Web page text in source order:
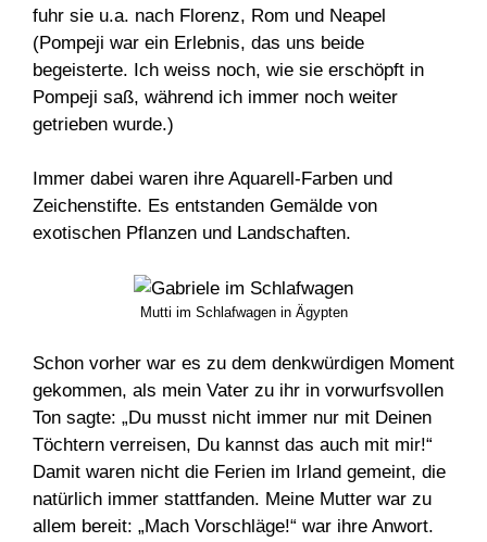
fuhr sie u.a. nach Florenz, Rom und Neapel
(Pompeji war ein Erlebnis, das uns beide
begeisterte. Ich weiss noch, wie sie erschöpft in
Pompeji saß, während ich immer noch weiter
getrieben wurde.)
Immer dabei waren ihre Aquarell-Farben und
Zeichenstifte. Es entstanden Gemälde von
exotischen Pflanzen und Landschaften.
Mutti im Schlafwagen in Ägypten
Schon vorher war es zu dem denkwürdigen Moment
gekommen, als mein Vater zu ihr in vorwurfsvollen
Ton sagte: „Du musst nicht immer nur mit Deinen
Töchtern verreisen, Du kannst das auch mit mir!“
Damit waren nicht die Ferien im Irland gemeint, die
natürlich immer stattfanden. Meine Mutter war zu
allem bereit: „Mach Vorschläge!“ war ihre Anwort.